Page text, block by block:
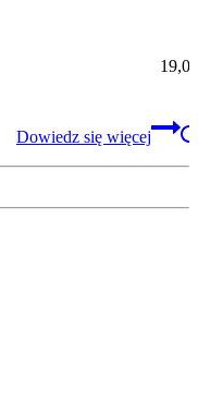
Dowiedz się więcej